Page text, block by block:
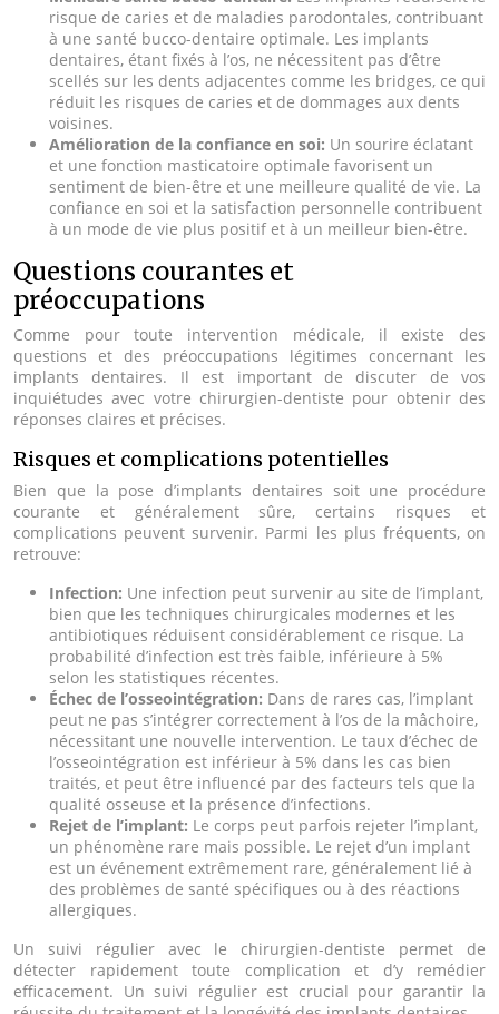
risque de caries et de maladies parodontales, contribuant
à une santé bucco-dentaire optimale. Les implants
dentaires, étant fixés à l’os, ne nécessitent pas d’être
scellés sur les dents adjacentes comme les bridges, ce qui
réduit les risques de caries et de dommages aux dents
voisines.
Amélioration de la confiance en soi: Un sourire éclatant
et une fonction masticatoire optimale favorisent un
sentiment de bien-être et une meilleure qualité de vie. La
confiance en soi et la satisfaction personnelle contribuent
à un mode de vie plus positif et à un meilleur bien-être.
Questions courantes et
préoccupations
Comme pour toute intervention médicale, il existe des
questions et des préoccupations légitimes concernant les
implants dentaires. Il est important de discuter de vos
inquiétudes avec votre chirurgien-dentiste pour obtenir des
réponses claires et précises.
Risques et complications potentielles
Bien que la pose d’implants dentaires soit une procédure
courante et généralement sûre, certains risques et
complications peuvent survenir. Parmi les plus fréquents, on
retrouve:
Infection: Une infection peut survenir au site de l’implant,
bien que les techniques chirurgicales modernes et les
antibiotiques réduisent considérablement ce risque. La
probabilité d’infection est très faible, inférieure à 5%
selon les statistiques récentes.
Échec de l’osseointégration: Dans de rares cas, l’implant
peut ne pas s’intégrer correctement à l’os de la mâchoire,
nécessitant une nouvelle intervention. Le taux d’échec de
l’osseointégration est inférieur à 5% dans les cas bien
traités, et peut être influencé par des facteurs tels que la
qualité osseuse et la présence d’infections.
Rejet de l’implant: Le corps peut parfois rejeter l’implant,
un phénomène rare mais possible. Le rejet d’un implant
est un événement extrêmement rare, généralement lié à
des problèmes de santé spécifiques ou à des réactions
allergiques.
Un suivi régulier avec le chirurgien-dentiste permet de
détecter rapidement toute complication et d’y remédier
efficacement. Un suivi régulier est crucial pour garantir la